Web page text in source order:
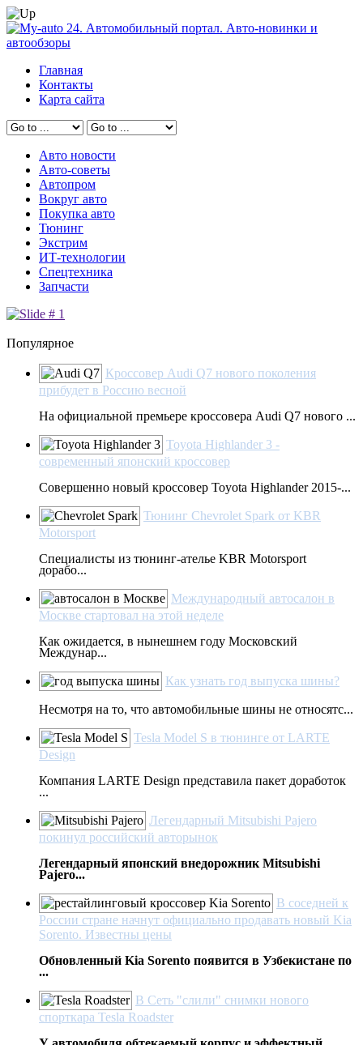
Главная
Контакты
Карта сайта
Авто новости
Авто-советы
Автопром
Вокруг авто
Покупка авто
Тюнинг
Экстрим
ИТ-технологии
Спецтехника
Запчасти
Популярное
Кроссовер Audi Q7 нового поколения
прибудет в Россию весной
На официальной премьере кроссовера Audi Q7 нового ...
Toyota Highlander 3 -
современный японский кроссовер
Совершенно новый кроссовер Toyota Highlander 2015-...
Тюнинг Chevrolet Spark от KBR
Motorsport
Специалисты из тюнинг-ателье KBR Motorsport
дорабо...
Международный автосалон в
Москве стартовал на этой неделе
Как ожидается, в нынешнем году Московский
Междунар...
Как узнать год выпуска шины?
Несмотря на то, что автомобильные шины не относятс...
Tesla Model S в тюнинге от LARTE
Design
Компания LARTE Design представила пакет доработок
...
Легендарный Mitsubishi Pajero
покинул российский авторынок
Легендарный японский внедорожник Mitsubishi
Pajero...
В соседней к
России стране начнут официально продавать новый Kia
Sorento. Известны цены
Обновленный Kia Sorento появится в Узбекистане по
...
В Сеть "слили" снимки нового
спорткара Tesla Roadster